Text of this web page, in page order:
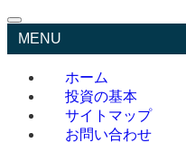
MENU
ホーム
投資の基本
サイトマップ
お問い合わせ